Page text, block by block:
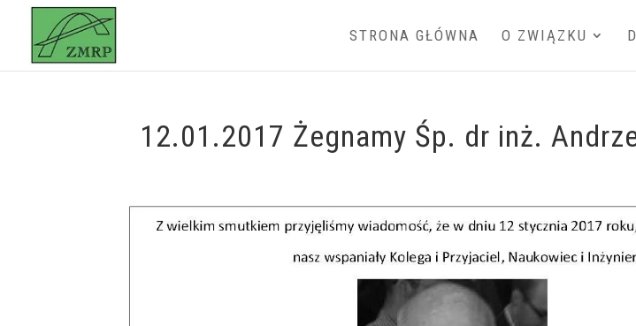
STRONA GŁÓWNA O ZWIĄZKU
12.01.2017 Żegnamy Śp. dr inż.